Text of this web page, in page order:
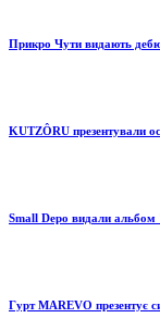
Прикро Чути видають
KUTZÔRU презентували
Small Depo видали
Гурт MAREVO презентує